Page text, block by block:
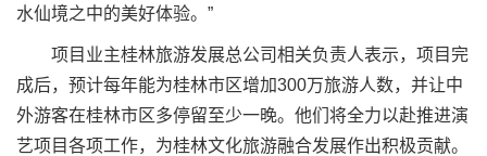
水仙境之中的美好体验。”
项目业主桂林旅游发展总公司相关负责人表示，项目完
成后，预计每年能为桂林市区增加300万旅游人数，并让中
外游客在桂林市区多停留至少一晚。他们将全力以赴推进演
艺项目各项工作，为桂林文化旅游融合发展作出积极贡献。